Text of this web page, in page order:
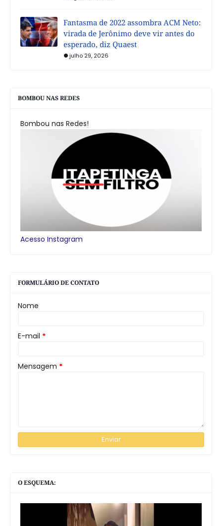
Fantasma de 2022 assombra ACM Neto:
virada de Jerônimo deve vir antes do
esperado, diz Quaest
julho 29, 2026
BOMBOU NAS REDES
Bombou nas Redes!
Acesso Instagram
FORMULÁRIO DE CONTATO
Nome
E-mail *
Mensagem *
O ESQUEMA: